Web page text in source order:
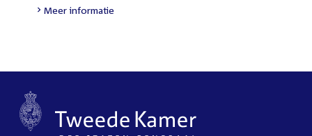
link:Meer informatie